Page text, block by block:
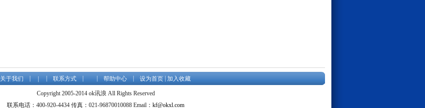
关于我们 联系方式 帮助中心 设为首页 加入收藏
Copyright 2005-2014 ok讯浪 All Rights Reserved
联系电话：400-920-4434 传真：021-96870010088 Email： kf@okxl.com